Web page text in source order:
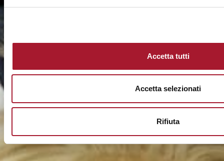
Accetta tutti
Accetta selezionati
Rifiuta